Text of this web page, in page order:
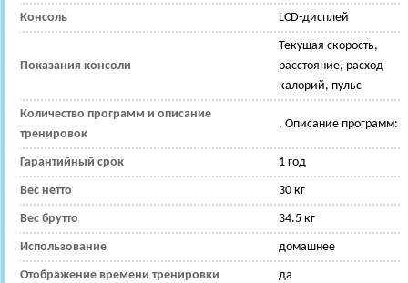
Консоль LCD-дисплей
Показания консоли
Текущая скорость,
расстояние, расход
калорий, пульс
Количество программ и описание
тренировок
, Описание программ:
Гарантийный срок 1 год
Вес нетто 30 кг
Вес брутто 34.5 кг
Использование домашнее
Отображение времени тренировки да